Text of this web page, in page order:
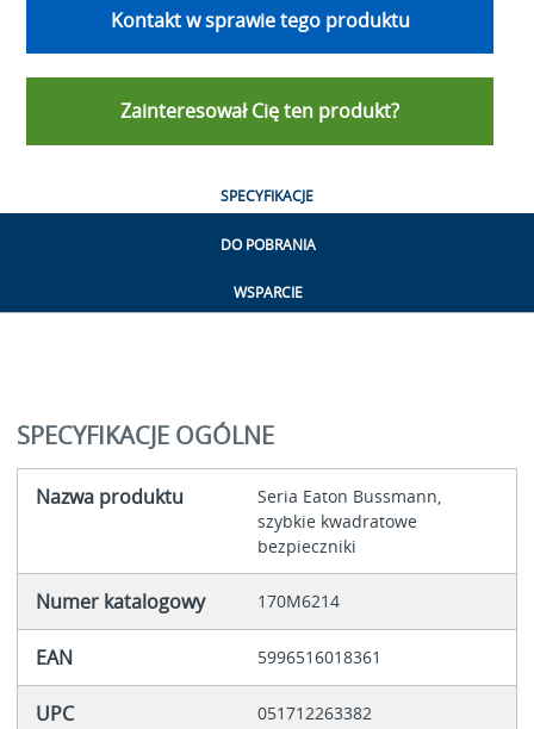
Kontakt w sprawie tego produktu
Zainteresował Cię ten produkt?
SPECYFIKACJE
DO POBRANIA
WSPARCIE
SPECYFIKACJE OGÓLNE
Nazwa produktu
Seria Eaton Bussmann,
szybkie kwadratowe
bezpieczniki
Numer katalogowy 170M6214
EAN 5996516018361
UPC 051712263382